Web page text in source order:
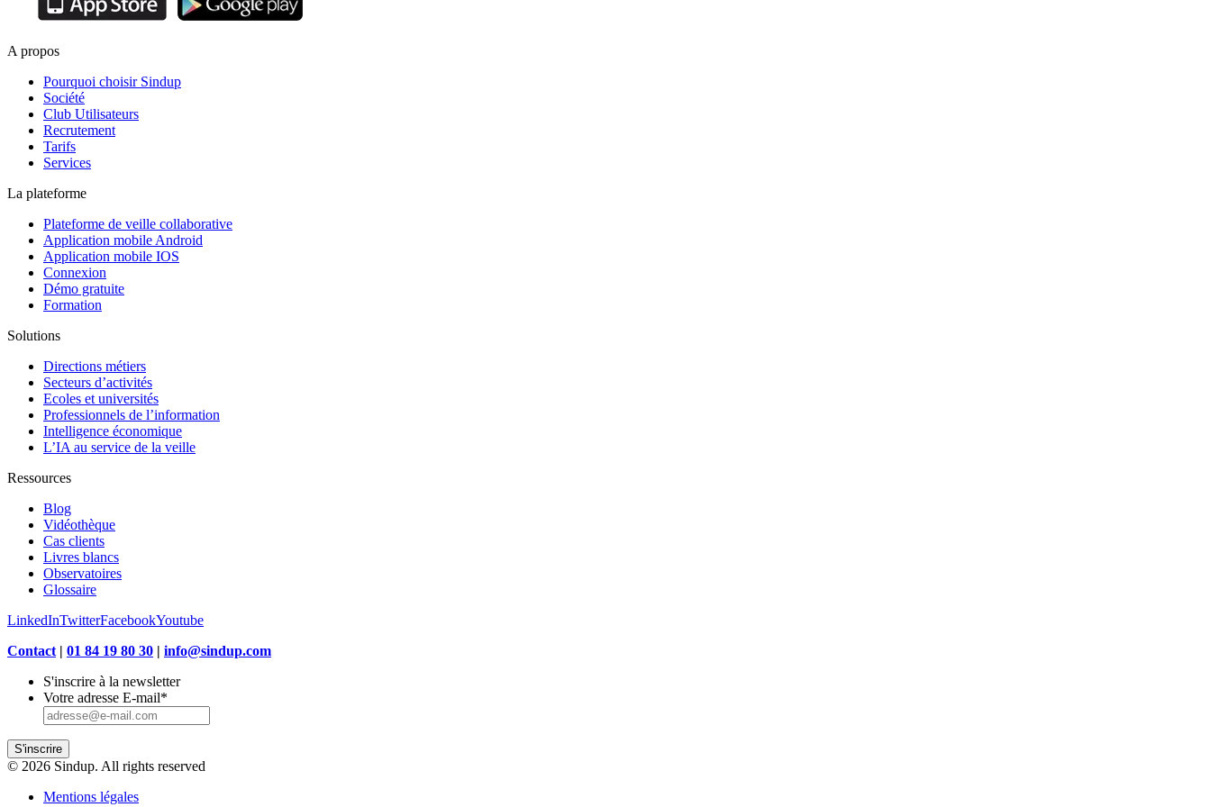
A propos
Pourquoi choisir Sindup
Société
Club Utilisateurs
Recrutement
Tarifs
Services
La plateforme
Plateforme de veille collaborative
Application mobile Android
Application mobile IOS
Connexion
Démo gratuite
Formation
Solutions
Directions métiers
Secteurs d’activités
Ecoles et universités
Professionnels de l’information
Intelligence économique
L’IA au service de la veille
Ressources
Blog
Vidéothèque
Cas clients
Livres blancs
Observatoires
Glossaire
LinkedInTwitterFacebookYoutube
Contact | 01 84 19 80 30 | info@sindup.com
S'inscrire à la newsletter
Votre adresse E-mail*
S'inscrire
© 2026 Sindup. All rights reserved
Mentions légales